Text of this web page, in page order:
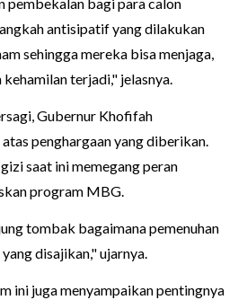
antisipatif yang dilakukan
sehingga mereka bisa menjaga,
terjadi," jelasnya.
Gubernur Khofifah
penghargaan yang diberikan.
saat ini memegang peran
program MBG.
tombak bagaimana pemenuhan
disajikan," ujarnya.
ini juga menyampaikan pentingnya